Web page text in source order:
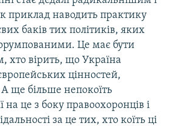
приклад наводить практику
баків тих політиків, яких
Це має бути
хто вірить, що Україна
цінностей,
А ще більше непокоїть
на це з боку правоохоронців і
за це тих, хто коїть ці